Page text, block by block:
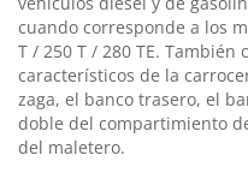
cuando corresponde a los
T / 250 T / 280 TE.
característicos de la
zaga, el banco trasero, el
doble del compartimiento
del maletero.